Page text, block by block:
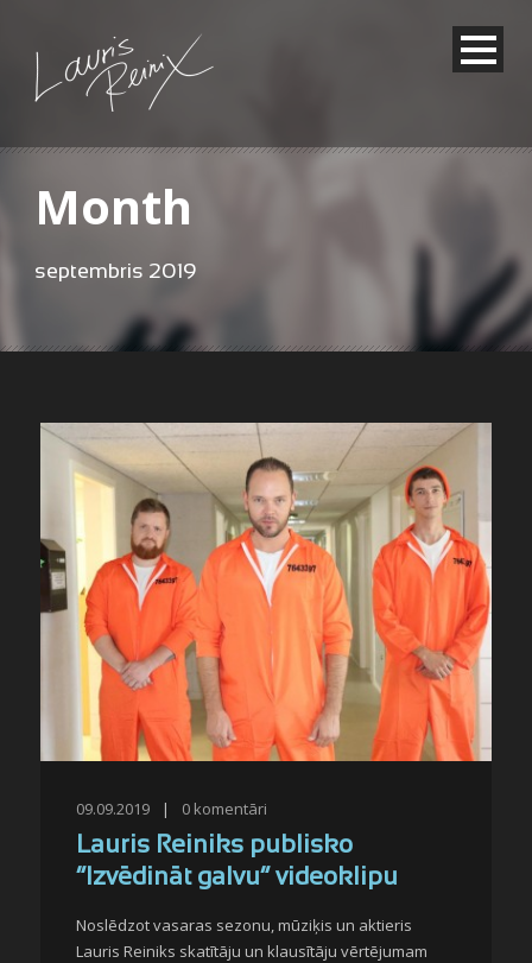
Month
septembris 2019
09.09.2019 | 0 komentāri
Lauris Reiniks publisko
“Izvēdināt galvu” videoklipu
Noslēdzot vasaras sezonu, mūziķis un aktieris
Lauris Reiniks skatītāju un klausītāju vērtējumam